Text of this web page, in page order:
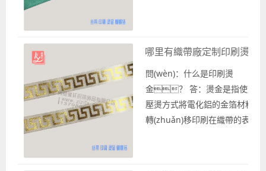
織帶。 對(duì)于
印刷燙金價(jià)格的計(jì)
算，要根據(jù)下面幾個(g
è)方面綜合計(jì)算：
1、織帶款
哪里有織帶廠定制印刷燙金
問(wèn)：什么是印刷燙
金？ 答：燙金是指使用
壓燙方式將電化鋁的金箔材料
轉(zhuǎn)移印刷在織帶的表面